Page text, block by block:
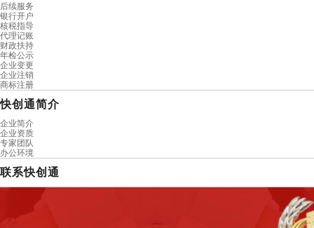
后续服务
银行开户
核税指导
代理记账
财政扶持
年检公示
企业变更
企业注销
商标注册
快创通简介
企业简介
企业资质
专家团队
办公环境
联系快创通